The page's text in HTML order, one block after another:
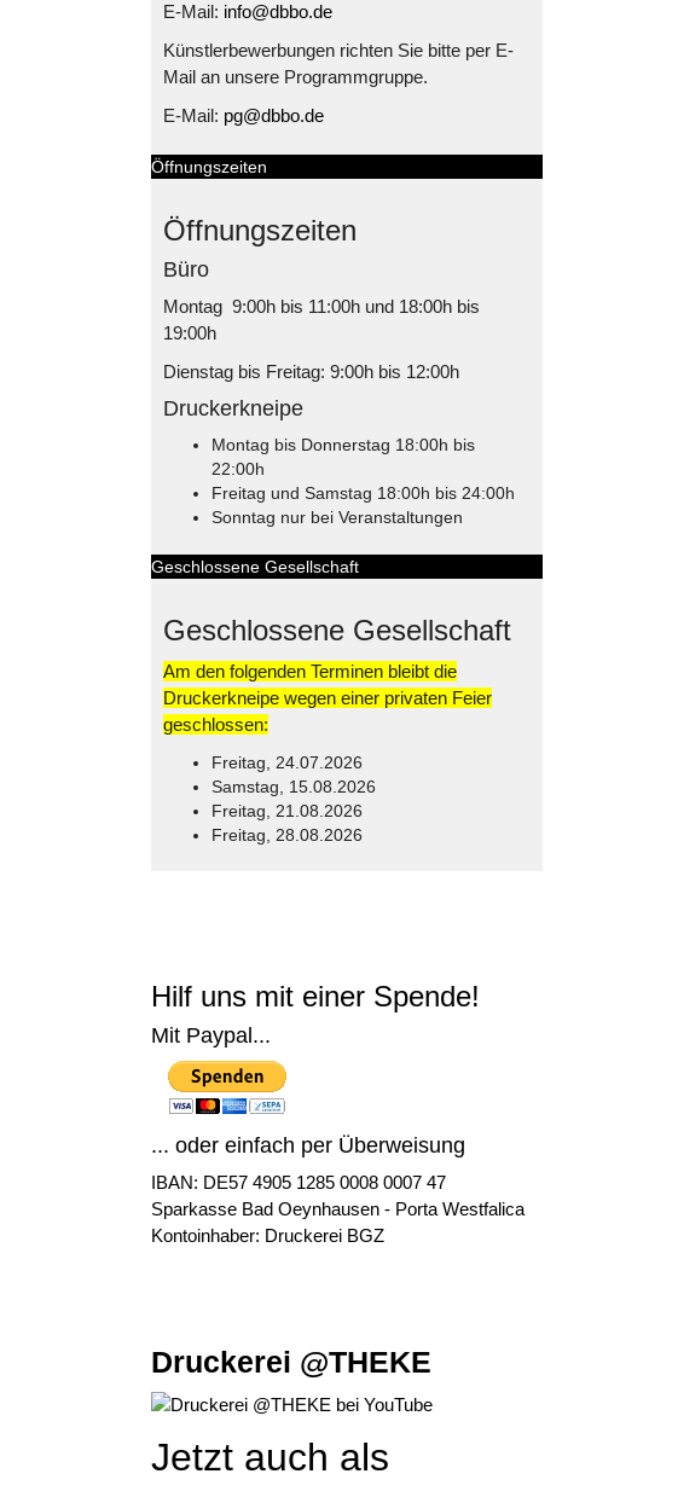
E-Mail: info@dbbo.de
Künstlerbewerbungen richten Sie bitte per E-
Mail an unsere Programmgruppe.
E-Mail: pg@dbbo.de
Öffnungszeiten
Öffnungszeiten
Büro
Montag 9:00h bis 11:00h und 18:00h bis
19:00h
Dienstag bis Freitag: 9:00h bis 12:00h
Druckerkneipe
Montag bis Donnerstag 18:00h bis
22:00h
Freitag und Samstag 18:00h bis 24:00h
Sonntag nur bei Veranstaltungen
Geschlossene Gesellschaft
Geschlossene Gesellschaft
Am den folgenden Terminen bleibt die
Druckerkneipe wegen einer privaten Feier
geschlossen:
Freitag, 24.07.2026
Samstag, 15.08.2026
Freitag, 21.08.2026
Freitag, 28.08.2026
Hilf uns mit einer Spende!
Mit Paypal...
... oder einfach per Überweisung
IBAN: DE57 4905 1285 0008 0007 47
Sparkasse Bad Oeynhausen - Porta Westfalica
Kontoinhaber: Druckerei BGZ
Druckerei @THEKE
Jetzt auch als